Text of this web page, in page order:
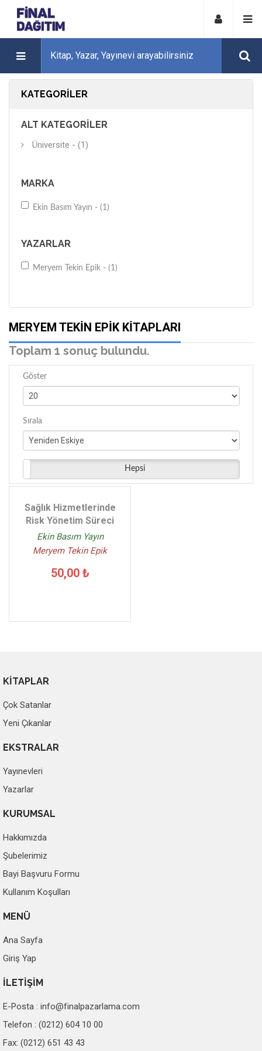
KATEGORILER
ALT KATEGORILER
Üniversite - (1)
MARKA
Ekin Basım Yayın - (1)
YAZARLAR
Meryem Tekin Epik - (1)
MERYEM TEKIN EPIK KITAPLARI
Toplam 1 sonuç bulundu.
Göster
Sırala
Hepsi
Sağlık Hizmetlerinde
Risk Yönetim Süreci
Ekin Basım Yayın
Meryem Tekin Epik
50,00 ₺
KİTAPLAR
Çok Satanlar
Yeni Çıkanlar
EKSTRALAR
Yayınevleri
Yazarlar
KURUMSAL
Hakkımızda
Şubelerimiz
Bayi Başvuru Formu
Kullanım Koşulları
MENÜ
Ana Sayfa
Giriş Yap
İLETİŞİM
E-Posta : info@finalpazarlama.com
Telefon : (0212) 604 10 00
Fax: (0212) 651 43 43